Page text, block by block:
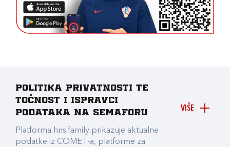
VIŠE
Politika privatnosti te
točnost i ispravci
podataka na Semaforu
Platforma hns.family prikazuje aktualne
podatke iz COMET-a, platforme za